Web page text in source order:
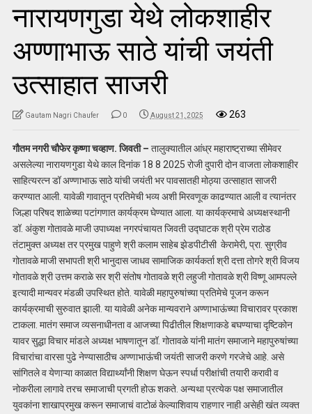
नारायणगुडा येथे लोकशाहीर
अण्णाभाऊ साठे यांची जयंती
उत्साहात साजरी
Gautam Nagri Chaufer 0 August 21, 2025 263
गौतम नगरी चौफेर कृष्णा चव्हाण. जिवती – तालुक्यातील आंध्र महाराष्ट्राच्या सीमेवर
असलेल्या नारायणगुडा येथे काल दिनांक 18 8 2025 रोजी दुपारी दोन वाजता लोकशाहीर
साहित्यरत्न डॉ अण्णाभाऊ साठे यांची जयंती भर पावसातही मोठ्या उत्साहात साजरी
करण्यात आली. यावेळी गावातून प्रतिमेची भव्य अशी मिरवणूक काढण्यात आली व त्यानंतर
जिल्हा परिषद शाळेच्या पटांगणात कार्यक्रम घेण्यात आला. या कार्यक्रमाचे अध्यक्षस्थानी
डॉ. अंकुश गोतावळे माजी उपाध्यक्ष नगरपंचायत जिवती उद्घाटक श्री प्रेम राठोड
तंटामुक्त अध्यक्ष तर प्रमुख पाहुणे श्री कलाम साहेब झेडपीटीसी केरामेरी, प्रा. सुग्रीव
गोतावळे माजी सभापती श्री भानुदास जाधव सामाजिक कार्यकर्ता श्री दत्ता तोगरे श्री विजय
गोतावळे श्री उत्तम कराळे सर श्री संतोष गोतावळे श्री लहुजी गोतावळे श्री विष्णू आमपल्ले
इत्यादी मान्यवर मंडळी उपस्थित होते. यावेळी महापुरुषांच्या प्रतिमेचे पूजन करून
कार्यक्रमाची सुरुवात झाली. या यावेळी अनेक मान्यवराने अण्णाभाऊंच्या विचारावर प्रकाश
टाकला. मातंग समाज व्यसनाधीनता व आजच्या पिढीतील शिक्षणाकडे बघण्याचा दृष्टिकोन
यावर सुद्धा विचार मांडले अध्यक्ष भाषणातून डॉ. गोतावळे यांनी मातंग समाजाने महापुरुषांच्या
विचारांचा वारसा पुढे नेण्यासाठीच अण्णाभाऊंची जयंती साजरी करणे गरजेचे आहे. असे
सांगितले व येणाऱ्या काळात विद्यार्थ्यांनी शिक्षण घेऊन स्पर्धा परीक्षांची तयारी करावी व
नोकरीला लागावे तरच समाजाची प्रगती होऊ शकते. अन्यथा प्रत्येक पक्ष समाजातील
युवकांना शाखाप्रमुख करून समाजाचं वाटोळं केल्याशिवाय राहणार नाही असेही खंत व्यक्त